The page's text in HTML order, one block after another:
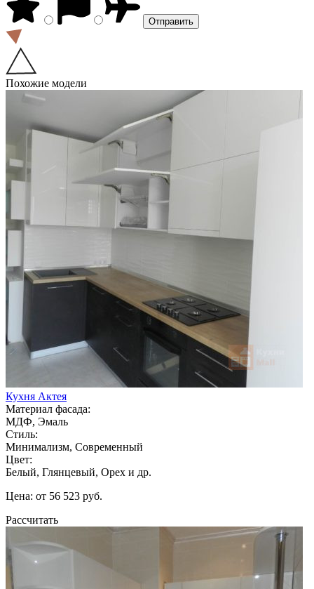
Похожие модели
Кухня Актея
Материал фасада:
МДФ, Эмаль
Стиль:
Минимализм, Современный
Цвет:
Белый, Глянцевый, Орех и др.
Цена: от 56 523 руб.
Рассчитать